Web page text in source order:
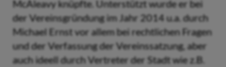
McAleavy knüpfte. Unterstützt wurde er bei
der Vereinsgründung im Jahr 2014 u.a. durch
Michael Ernst vor allem bei rechtlichen Fragen
und der Verfassung der Vereinssatzung, aber
auch ideell durch Vertreter der Stadt wie z.B.